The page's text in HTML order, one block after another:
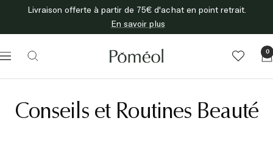
contenu
Livraison offerte à partir de 75€ d'achat en point retrait.
En savoir plus
Navigation
Poméol 0
Conseils et Routines Beauté